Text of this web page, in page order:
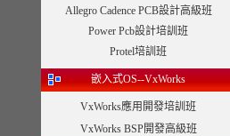
Allegro Cadence PCB設計高級班
Power Pcb設計培訓班
Protel培訓班
嵌入式OS--VxWorks
VxWorks應用開發培訓班
VxWorks BSP開發高級班